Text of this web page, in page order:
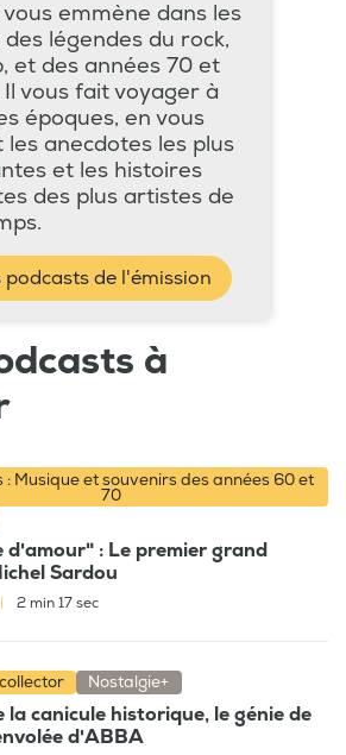
emmène dans les
des légendes du rock,
et des années 70 et
vous fait voyager à
époques, en vous
les anecdotes les plus
et les histoires
des plus artistes de
podcasts de l'émission
à
: Musique et souvenirs des années 60 et
70
d'amour" : Le premier grand
Sardou
2 min 17 sec
Nostalgie+
la canicule historique, le génie de
d'ABBA